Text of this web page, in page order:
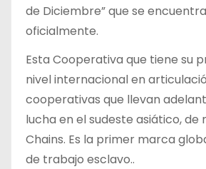
de Diciembre” que se
oficialmente.
Esta Cooperativa que tiene su
nivel internacional en
cooperativas que llevan
lucha en el sudeste asiático, de
Chains. Es la primer marca
de trabajo esclavo..